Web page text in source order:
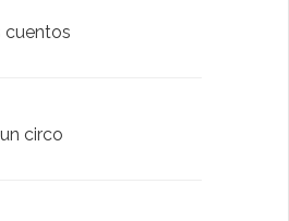
cuentos
circo